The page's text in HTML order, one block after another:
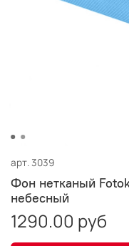
арт.3039
Фон нетканый
небесный
1290.00 руб